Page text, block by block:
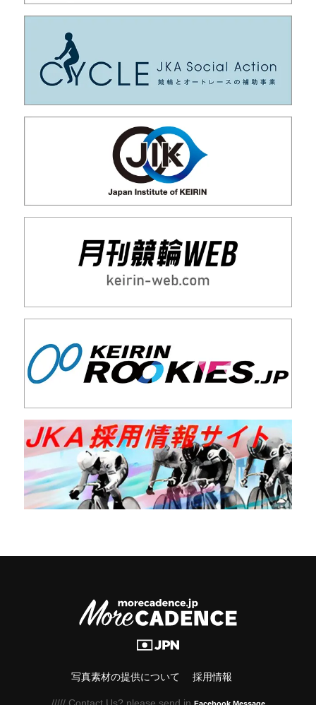
写真素材の提供について 採用情報
///// Contact Us? please send in